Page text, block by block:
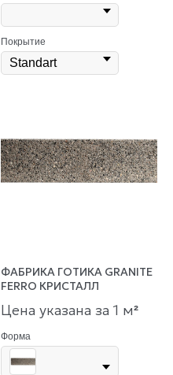
Покрытие
ФАБРИКА ГОТИКА GRANITE
FERRO КРИСТАЛЛ
Цена указана за 1 м²
Форма